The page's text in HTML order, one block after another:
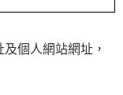
個人網站網址，